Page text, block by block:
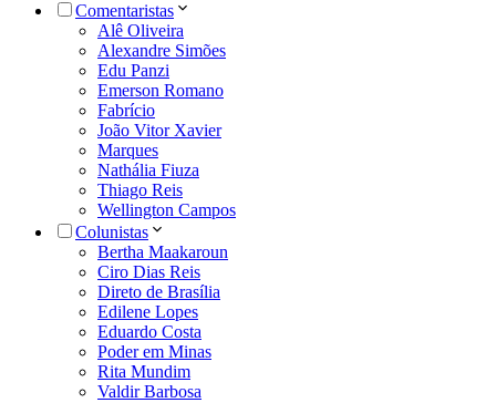
Comentaristas
Alê Oliveira
Alexandre Simões
Edu Panzi
Emerson Romano
Fabrício
João Vitor Xavier
Marques
Nathália Fiuza
Thiago Reis
Wellington Campos
Colunistas
Bertha Maakaroun
Ciro Dias Reis
Direto de Brasília
Edilene Lopes
Eduardo Costa
Poder em Minas
Rita Mundim
Valdir Barbosa